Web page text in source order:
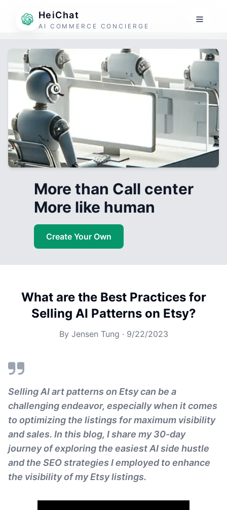
HeiChat
AI COMMERCE CONCIERGE
More than Call center
More like human
Create Your Own
What are the Best Practices for
Selling AI Patterns on Etsy?
By Jensen Tung · 9/22/2023
Selling AI art patterns on Etsy can be a
challenging endeavor, especially when it comes
to optimizing the listings for maximum visibility
and sales. In this blog, I share my 30-day
journey of exploring the easiest AI side hustle
and the SEO strategies I employed to enhance
the visibility of my Etsy listings.